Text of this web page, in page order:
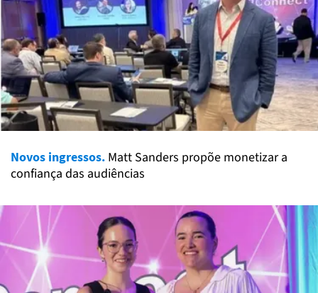
Novos ingressos. Matt Sanders propõe monetizar a
confiança das audiências